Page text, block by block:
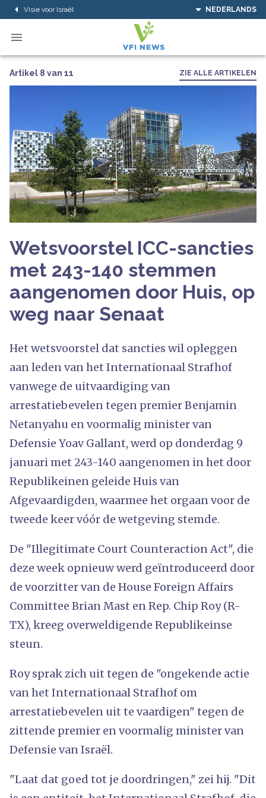
Visie voor Israël NEDERLANDS
Artikel 8 van 11 ZIE ALLE ARTIKELEN
Wetsvoorstel ICC-sancties
met 243-140 stemmen
aangenomen door Huis, op
weg naar Senaat
Het wetsvoorstel dat sancties wil opleggen
aan leden van het Internationaal Strafhof
vanwege de uitvaardiging van
arrestatiebevelen tegen premier Benjamin
Netanyahu en voormalig minister van
Defensie Yoav Gallant, werd op donderdag 9
januari met 243-140 aangenomen in het door
Republikeinen geleide Huis van
Afgevaardigden, waarmee het orgaan voor de
tweede keer vóór de wetgeving stemde.
De "Illegitimate Court Counteraction Act", die
deze week opnieuw werd geïntroduceerd door
de voorzitter van de House Foreign Affairs
Committee Brian Mast en Rep. Chip Roy (R-
TX), kreeg overweldigende Republikeinse
steun.
Roy sprak zich uit tegen de "ongekende actie
van het Internationaal Strafhof om
arrestatiebevelen uit te vaardigen" tegen de
zittende premier en voormalig minister van
Defensie van Israël.
"Laat dat goed tot je doordringen," zei hij. "Dit